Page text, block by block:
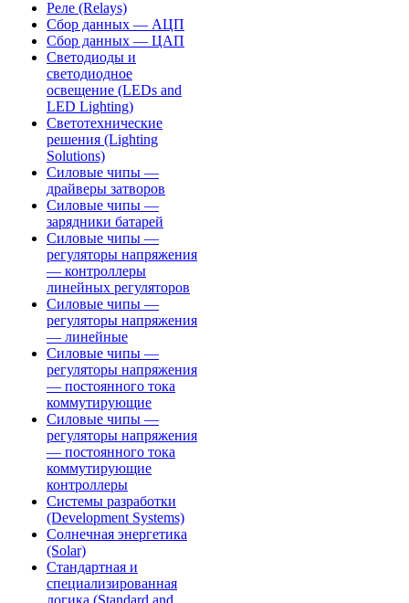
Реле (Relays)
Сбор данных — АЦП
Сбор данных — ЦАП
Светодиоды и
светодиодное
освещение (LEDs and
LED Lighting)
Светотехнические
решения (Lighting
Solutions)
Силовые чипы —
драйверы затворов
Силовые чипы —
зарядники батарей
Силовые чипы —
регуляторы напряжения
— контроллеры
линейных регуляторов
Силовые чипы —
регуляторы напряжения
— линейные
Силовые чипы —
регуляторы напряжения
— постоянного тока
коммутирующие
Силовые чипы —
регуляторы напряжения
— постоянного тока
коммутирующие
контроллеры
Системы разработки
(Development Systems)
Солнечная энергетика
(Solar)
Стандартная и
специализированная
логика (Standard and